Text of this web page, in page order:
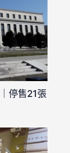
停售21張